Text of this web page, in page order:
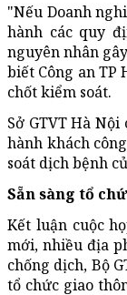
"Nếu Doanh
hành các quy
nguyên nhân
biết Công an
chốt kiểm soát.
Sở GTVT Hà
hành khách
soát dịch bệnh
Sẵn sàng tổ
Kết luận cuộc
mới, nhiều địa
chống dịch, Bộ
tổ chức giao